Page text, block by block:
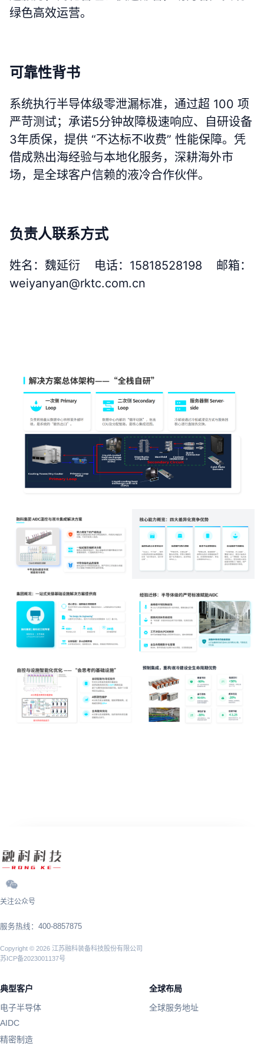
绿色高效运营。
可靠性背书
系统执行半导体级零泄漏标准，通过超 100 项
严苛测试；承诺5分钟故障极速响应、自研设备
3年质保，提供 “不达标不收费” 性能保障。凭
借成熟出海经验与本地化服务，深耕海外市
场，是全球客户信赖的液冷合作伙伴。
负责人联系方式
姓名：魏延衍 电话：15818528198 邮箱：
weiyanyan@rktc.com.cn
关注公众号
服务热线：400-8857875
Copyright © 2026 江苏融科装备科技股份有限公司
苏ICP备2023001137号
典型客户
电子半导体
AIDC
精密制造
全球布局
全球服务地址